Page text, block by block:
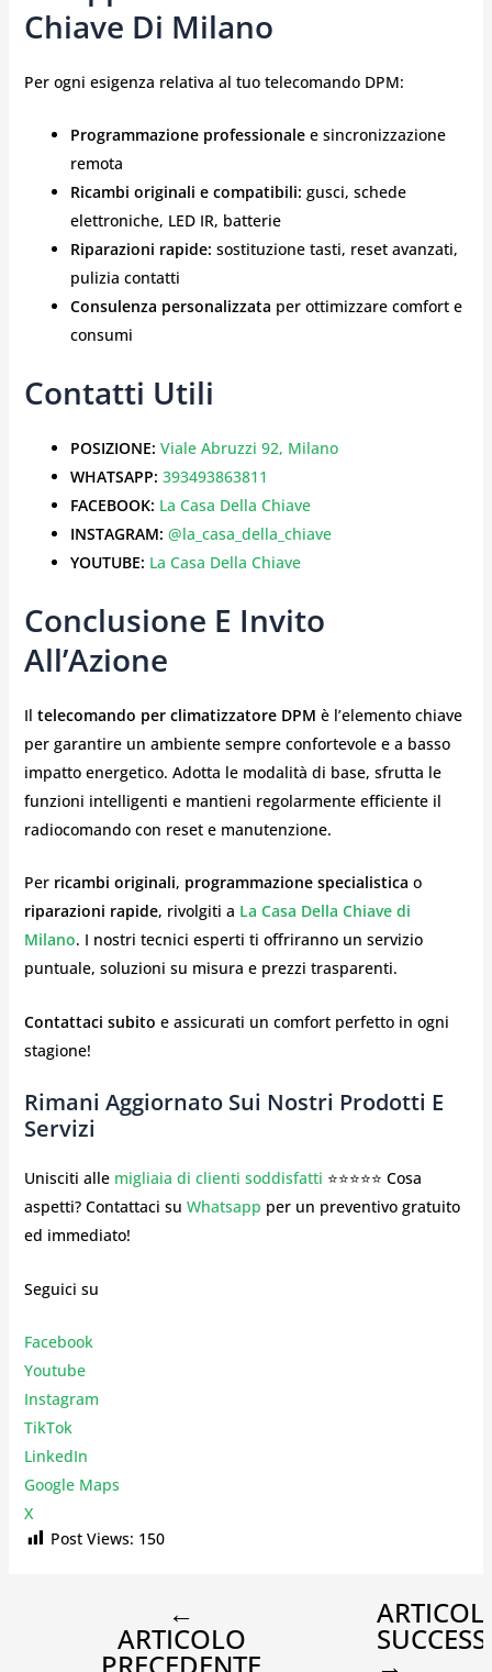
Chiave Di Milano
Per ogni esigenza relativa al tuo telecomando DPM:
Programmazione professionalee sincronizzazione
remota
Ricambi originali e compatibili: gusci, schede
elettroniche, LED IR, batterie
Riparazioni rapide: sostituzione tasti, reset avanzati,
pulizia contatti
Consulenza personalizzata per ottimizzare comfort e
consumi
Contatti Utili
POSIZIONE: Viale Abruzzi 92, Milano
WHATSAPP: 393493863811
FACEBOOK: La Casa Della Chiave
INSTAGRAM: @la_casa_della_chiave
YOUTUBE: La Casa Della Chiave
Conclusione E Invito
All’Azione
Il telecomando per climatizzatore DPM è l’elemento chiave
per garantire un ambiente sempre confortevole e a basso
impatto energetico. Adotta le modalità di base, sfrutta le
funzioni intelligenti e mantieni regolarmente efficiente il
radiocomando con reset e manutenzione.
Per ricambi originali, programmazione specialistica o
riparazioni rapide, rivolgiti a La Casa Della Chiave di
Milano. I nostri tecnici esperti ti offriranno un servizio
puntuale, soluzioni su misura e prezzi trasparenti.
Contattaci subito e assicurati un comfort perfetto in ogni
stagione!
Rimani Aggiornato Sui Nostri Prodotti E
Servizi
Unisciti alle migliaia di clienti soddisfatti ⭐⭐⭐⭐⭐ Cosa
aspetti? Contattaci su Whatsapp per un preventivo gratuito
ed immediato!
Seguici su
Facebook
Youtube
Instagram
TikTok
LinkedIn
Google Maps
X
Post Views: 150
←
ARTICOLO